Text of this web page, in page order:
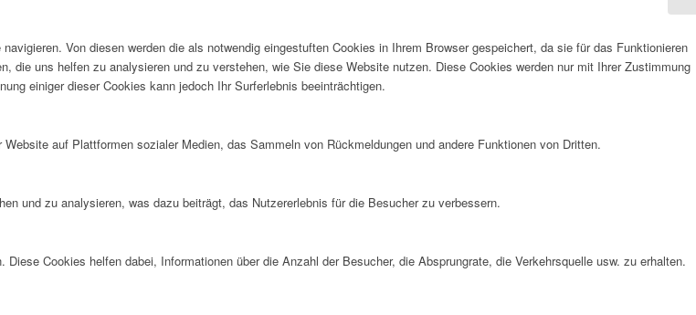
Von diesen werden die als notwendig eingestuften Cookies in Ihrem Browser gespeichert, da sie für das Funktionieren
die uns helfen zu analysieren und zu verstehen, wie Sie diese Website nutzen. Diese Cookies werden nur mit Ihrer Zustimmung
einiger dieser Cookies kann jedoch Ihr Surferlebnis beeinträchtigen.
auf Plattformen sozialer Medien, das Sammeln von Rückmeldungen und andere Funktionen von Dritten.
und zu analysieren, was dazu beiträgt, das Nutzererlebnis für die Besucher zu verbessern.
Cookies helfen dabei, Informationen über die Anzahl der Besucher, die Absprungrate, die Verkehrsquelle usw. zu erhalten.